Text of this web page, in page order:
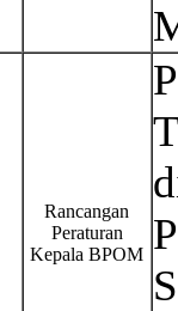
Rancangan
Peraturan
Kepala BPOM